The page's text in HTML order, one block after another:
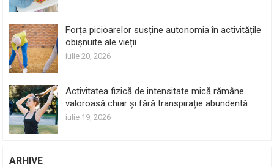
Forța picioarelor susține autonomia în activitățile
obișnuite ale vieții
iulie 20, 2026
Activitatea fizică de intensitate mică rămâne
valoroasă chiar și fără transpirație abundentă
iulie 19, 2026
ARHIVE